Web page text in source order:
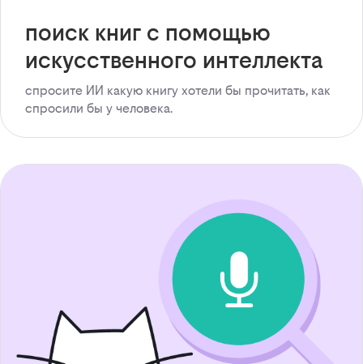
поиск книг с помощью
искусственного интеллекта
спросите ИИ какую книгу хотели бы прочитать, как
спросили бы у человека.